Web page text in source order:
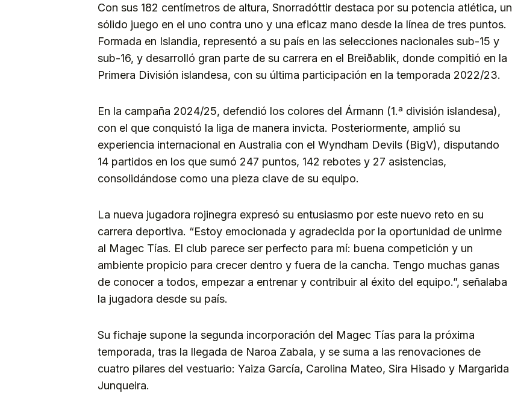
Con sus 182 centímetros de altura, Snorradóttir destaca por su potencia atlética, un
sólido juego en el uno contra uno y una eficaz mano desde la línea de tres puntos.
Formada en Islandia, representó a su país en las selecciones nacionales sub-15 y
sub-16, y desarrolló gran parte de su carrera en el Breiðablik, donde compitió en la
Primera División islandesa, con su última participación en la temporada 2022/23.
En la campaña 2024/25, defendió los colores del Ármann (1.ª división islandesa),
con el que conquistó la liga de manera invicta. Posteriormente, amplió su
experiencia internacional en Australia con el Wyndham Devils (BigV), disputando
14 partidos en los que sumó 247 puntos, 142 rebotes y 27 asistencias,
consolidándose como una pieza clave de su equipo.
La nueva jugadora rojinegra expresó su entusiasmo por este nuevo reto en su
carrera deportiva. “Estoy emocionada y agradecida por la oportunidad de unirme
al Magec Tías. El club parece ser perfecto para mí: buena competición y un
ambiente propicio para crecer dentro y fuera de la cancha. Tengo muchas ganas
de conocer a todos, empezar a entrenar y contribuir al éxito del equipo.”, señalaba
la jugadora desde su país.
Su fichaje supone la segunda incorporación del Magec Tías para la próxima
temporada, tras la llegada de Naroa Zabala, y se suma a las renovaciones de
cuatro pilares del vestuario: Yaiza García, Carolina Mateo, Sira Hisado y Margarida
Junqueira.